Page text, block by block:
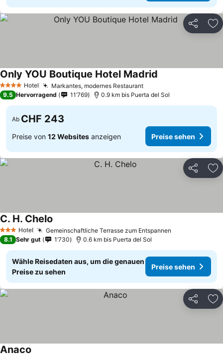
Teilen
4 Sterne Hotel Markantes, modernes RestaurantPreise sehen
Only YOU Boutique Hotel Madrid
9.5 Hervorragend 11’769 0.9 km bis Puerta del Sol
Ab CHF 243
Preise von 12 Websites anzeigen Preise sehen
Teilen
3 SterneHotel Gemeinschaftliche Terrasse zum Entspannen
C. H. Chelo
8.1 Sehr gut 1’730 0.6 km bis Puerta del Sol
Wähle Reisedaten aus, um die genauen
Preise zu sehen
Preise sehen
Teilen
Anaco